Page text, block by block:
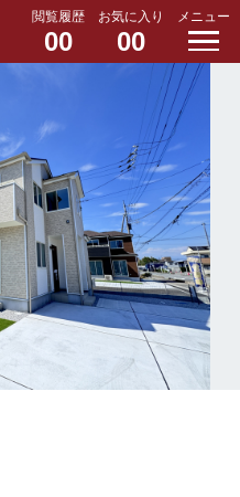
閲覧履歴
00
お気に入り
00
メニュー